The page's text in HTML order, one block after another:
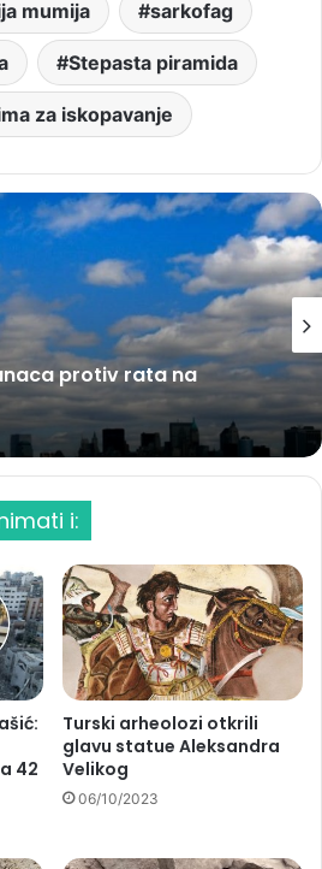
mumija sarkofag
Stepasta piramida
za iskopavanje
protiv rata na
i:
42
Turski arheolozi otkrili
glavu statue Aleksandra
Velikog
06/10/2023